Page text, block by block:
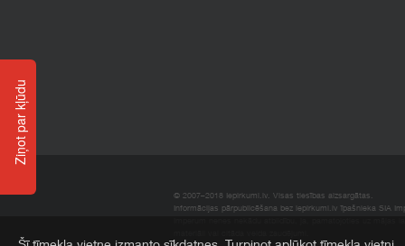
© 2007–2018 Iepirkumi.lv. Visas tiesības aizsargātas.
Informācijas pārpublicēšana bez iepirkumi.lv īpašnieka SIA
Ziņot par kļūdu